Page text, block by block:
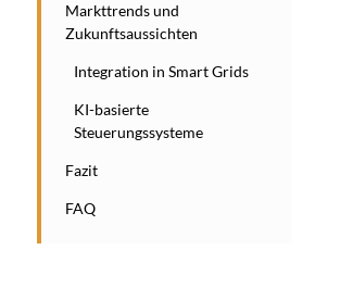
Markttrends und
Zukunftsaussichten
Integration in Smart Grids
KI-basierte
Steuerungssysteme
Fazit
FAQ